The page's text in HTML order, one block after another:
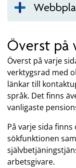
Överst på
Överst på varje
verktygsrad med
länkar till
språk. Det finns
vanligaste
På varje sida
sökfunktionen
arbetsgivare.